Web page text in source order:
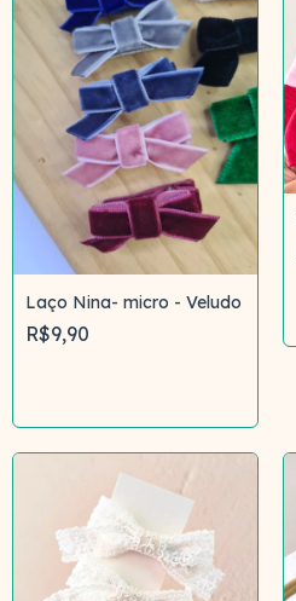
Laço Nina- micro - Veludo
R$9,90